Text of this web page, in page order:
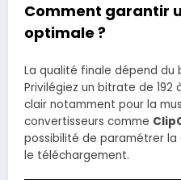
Comment garantir
optimale ?
La qualité finale dépend du
Privilégiez un bitrate de 192
clair notamment pour la
convertisseurs comme
possibilité de paramétrer
le téléchargement.